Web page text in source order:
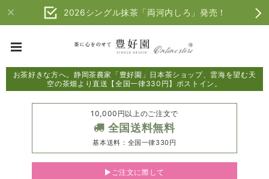
2026シングル抹茶「両河内しろ」発売！
お茶好きな方へ。静岡茶農家「豊好園」日本茶ショップ、雲海を望む天
空の茶畑より直送【全国一律330円】ポストイン。
10,000円以上のご注文で
全国送料無料
基本送料：全国一律330円
▶ご注文に際して